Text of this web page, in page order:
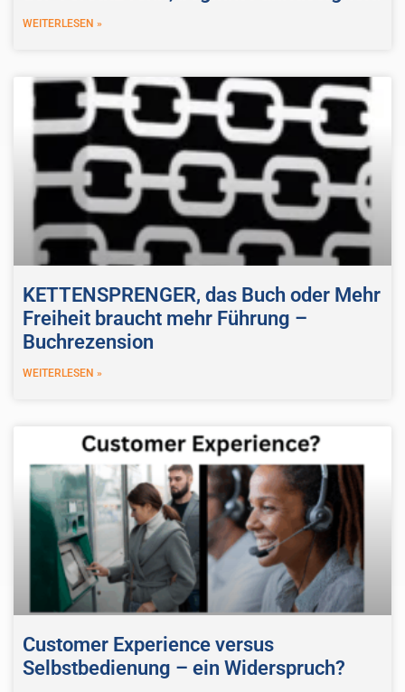
WEITERLESEN »
KETTENSPRENGER, das Buch oder Mehr
Freiheit braucht mehr Führung –
Buchrezension
WEITERLESEN »
Customer Experience versus
Selbstbedienung – ein Widerspruch?